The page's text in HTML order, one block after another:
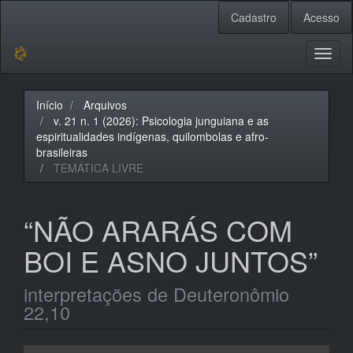
Barra
Lateral
Cadastro Acesso
Início
Arquivos
v. 21 n. 1 (2026): Psicologia junguiana e as
espiritualidades indígenas, quilombolas e afro-
brasileiras
TEMÁTICA LIVRE
“NÃO ARARÁS COM
BOI E ASNO JUNTOS”
interpretações de Deuteronômio
22,10